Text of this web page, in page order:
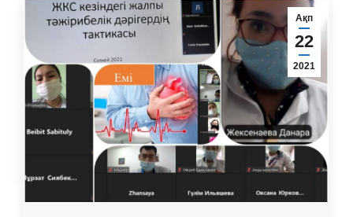
топографиялық және клиникалық анатомия
кафедрасының меңгерушісі А.К. Букатов
мұражайда ұсынылған экспозициялар
туралы айтып, 3D үстелдің…
Ақп
22
2021